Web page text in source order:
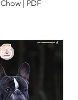
| PDF